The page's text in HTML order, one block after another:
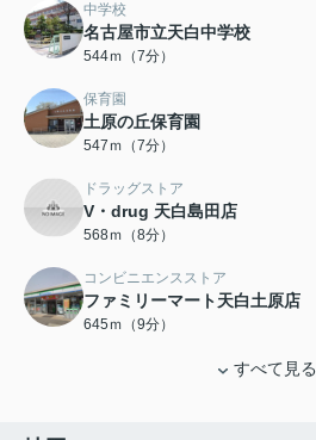
中学校
名古屋市立天白中学校
544ｍ（7分）
保育園
土原の丘保育園
547ｍ（7分）
ドラッグストア
V・drug 天白島田店
568ｍ（8分）
コンビニエンスストア
ファミリーマート天白土原店
645ｍ（9分）
すべて見る